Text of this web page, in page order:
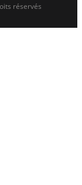
réservés